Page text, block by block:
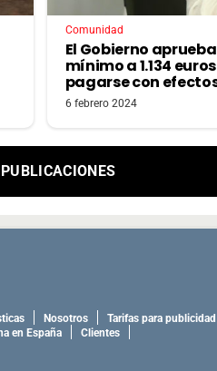
Comunidad
El Gobierno
mínimo a 1.134
pagarse con
6 febrero 2024
Nosotros Tarifas para
en España
Clientes